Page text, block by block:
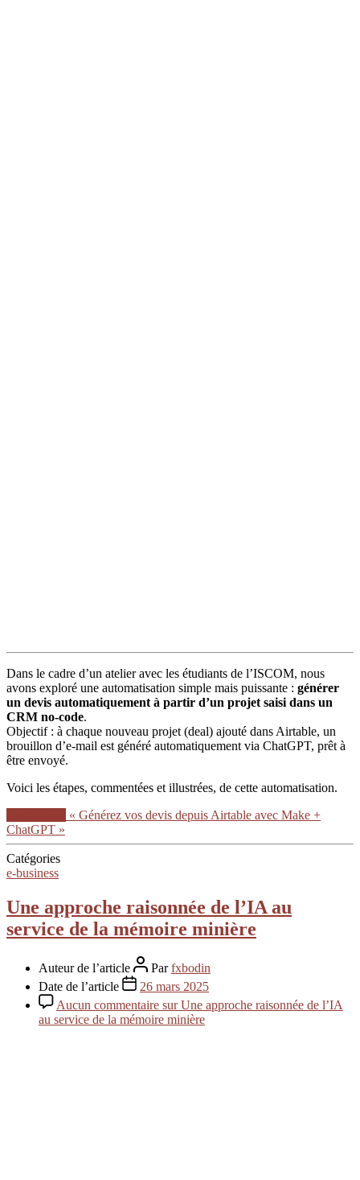
Dans le cadre d’un atelier avec les étudiants de l’ISCOM, nous
avons exploré une automatisation simple mais puissante : générer
un devis automatiquement à partir d’un projet saisi dans un
CRM no-code.
Objectif : à chaque nouveau projet (deal) ajouté dans Airtable, un
brouillon d’e-mail est généré automatiquement via ChatGPT, prêt à
être envoyé.
Voici les étapes, commentées et illustrées, de cette automatisation.
« Générez vos devis depuis Airtable avec Make +
ChatGPT »
Catégories
e-business
Une approche raisonnée de l’IA au
service de la mémoire minière
Auteur de l’article Parfxbodin
Date de l’article
26 mars 2025
Aucun commentaire sur Une approche raisonnée de l’IA
au service de la mémoire minière